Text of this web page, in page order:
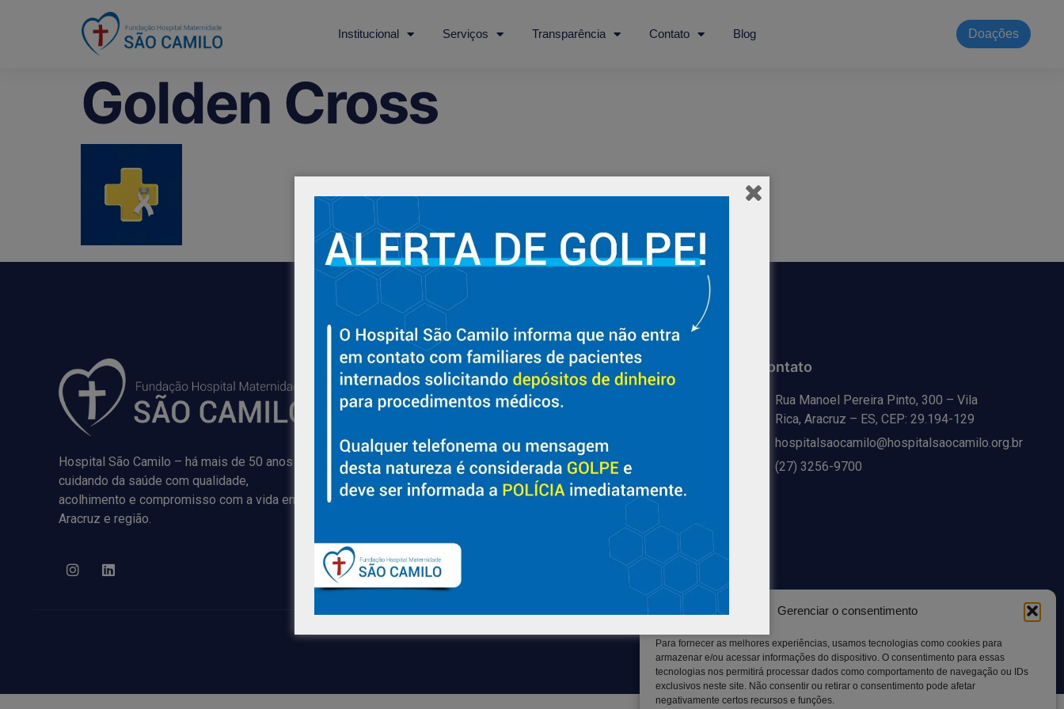
Gerenciar o consentimento
Para fornecer as melhores experiências, usamos tecnologias como cookies para
armazenar e/ou acessar informações do dispositivo. O consentimento para essas
tecnologias nos permitirá processar dados como comportamento de navegação ou IDs
exclusivos neste site. Não consentir ou retirar o consentimento pode afetar
negativamente certos recursos e funções.
Institucional Serviços Transparência Contato Blog Doações
Golden Cross
Hospital São Camilo – há mais de 50 anos
cuidando da saúde com qualidade,
acolhimento e compromisso com a vida em
Aracruz e região.
Sobre
Nossa História e Fundador
Políticas e Normas
Trabalhe Conosco
Blog
Suporte
Ouvidoria
Solicitar Prontuário Médico
Transparência
Canal LGPD e Segurança da
Contato
Rua Manoel Pereira Pinto, 300 – Vila
Rica, Aracruz – ES, CEP: 29.194-129
hospitalsaocamilo@hospitalsaocamilo.org.br
(27) 3256-9700
Copyright © BhD Comunicacao, All rights reserved.